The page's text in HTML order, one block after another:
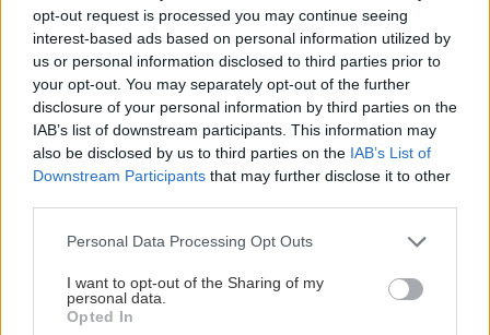
opt-out request is processed you may continue seeing
interest-based ads based on personal information utilized by
us or personal information disclosed to third parties prior to
your opt-out. You may separately opt-out of the further
disclosure of your personal information by third parties on the
IAB’s list of downstream participants. This information may
also be disclosed by us to third parties on the IAB’s List of
Downstream Participants that may further disclose it to other
Personal Data Processing Opt Outs
I want to opt-out of the Sharing of my
personal data.
Opted In
21:55
ΕΛΛΑΔΑ
Στα ίχνη του μύθου: Η αναπαράσταση του
"Δράκου" και του θερισμού στην Κοζάνη
(βίντεο)
ή τηλεφώνημα για φορολογικές εκκρεμότητες
ΕΛΛΑΔΑ
ΠΕΡΙΣΣΟΤΕΡΑ
ΣΧΕΣΕΙΣ ΚΑΙ SEX